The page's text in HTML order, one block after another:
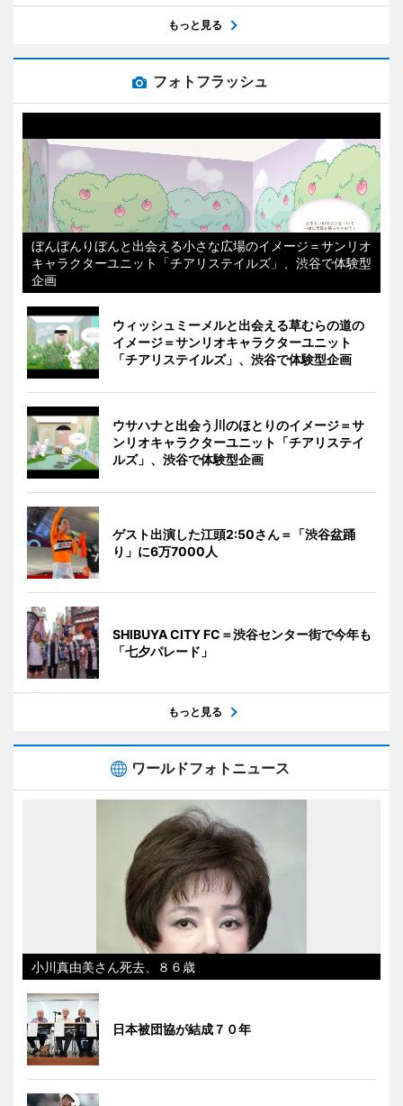
もっと見る
フォトフラッシュ
ぼんぼんりぼんと出会える小さな広場のイメージ＝サンリオ
キャラクターユニット「チアリステイルズ」、渋谷で体験型
企画
ウィッシュミーメルと出会える草むらの道の
イメージ＝サンリオキャラクターユニット
「チアリステイルズ」、渋谷で体験型企画
ウサハナと出会う川のほとりのイメージ＝サ
ンリオキャラクターユニット「チアリステイ
ルズ」、渋谷で体験型企画
ゲスト出演した江頭2:50さん＝「渋谷盆踊
り」に6万7000人
SHIBUYA CITY FC＝渋谷センター街で今年も
「七夕パレード」
もっと見る
ワールドフォトニュース
小川真由美さん死去、８６歳
日本被団協が結成７０年